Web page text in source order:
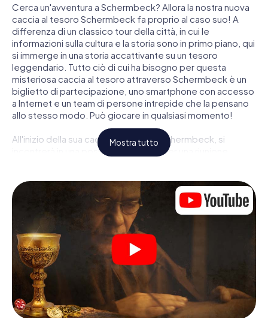
Cerca un'avventura a Schermbeck? Allora la nostra nuova
caccia al tesoro Schermbeck fa proprio al caso suo! A
differenza di un classico tour della città, in cui le
informazioni sulla cultura e la storia sono in primo piano, qui
si immerge in una storia accattivante su un tesoro
leggendario. Tutto ciò di cui ha bisogno per questa
misteriosa caccia al tesoro attraverso Schermbeck è un
biglietto di partecipazione, uno smartphone con accesso
a Internet e un team di persone intrepide che la pensano
allo stesso modo. Può giocare in qualsiasi momento!
All'inizio della sua caccia al tesoro a Schermbeck, si
incontrerà in una posizione centrale per una riunione
chi ha quello che serve per essere un code breaker? Nella
nostra caccia al tesoro a Schermbeck c'è un ruolo adatto
per ogni giocatore.
Una volta assegnati i ruoli, può iniziare la caccia al tesoro
del thriller poliziesco a Schermbeck: puoi decifrare codici
crittografati, risolvere complicati compiti logici e cercare
indizi, indizi in vari luoghi della città. Il suo smartphone è il
suo strumento di indagine più importante: la nostra app
web sviluppata appositamente le consente di interrogare
le persone di contatto ed esaminare stringhe
enigmatiche, la aiuta a raccogliere oggetti e la guida in
Mostra tutto